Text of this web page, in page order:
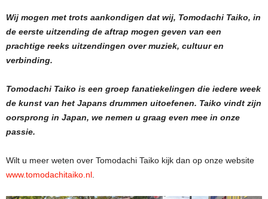
Wij mogen met trots aankondigen dat wij, Tomodachi Taiko, in
de eerste uitzending de aftrap mogen geven van een
prachtige reeks uitzendingen over muziek, cultuur en
verbinding.
Tomodachi Taiko is een groep fanatiekelingen die iedere week
de kunst van het Japans drummen uitoefenen. Taiko vindt zijn
oorsprong in Japan, we nemen u graag even mee in onze
passie.
Wilt u meer weten over Tomodachi Taiko kijk dan op onze website
www.tomodachitaiko.nl